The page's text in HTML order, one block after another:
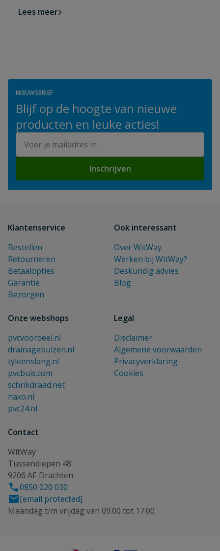
Lees meer
NIEUWSBRIEF
Blijf op de hoogte van nieuwe
producten en leuke acties!
E-mailadres
Inschrijven
Klantenservice
Bestellen
Retourneren
Betaalopties
Garantie
Bezorgen
Ook interessant
Over WitWay
Werken bij WitWay?
Deskundig advies
Blog
Onze webshops
pvcvoordeel.nl
drainagebuizen.nl
tyleenslang.nl
pvcbuis.com
schrikdraad.net
haxo.nl
pvc24.nl
Legal
Disclaimer
Algemene voorwaarden
Privacyverklaring
Cookies
Contact
WitWay
Tussendiepen 48
9206 AE Drachten
0850 020 030
[email protected]
Maandag t/m vrijdag van 09.00 tot 17.00